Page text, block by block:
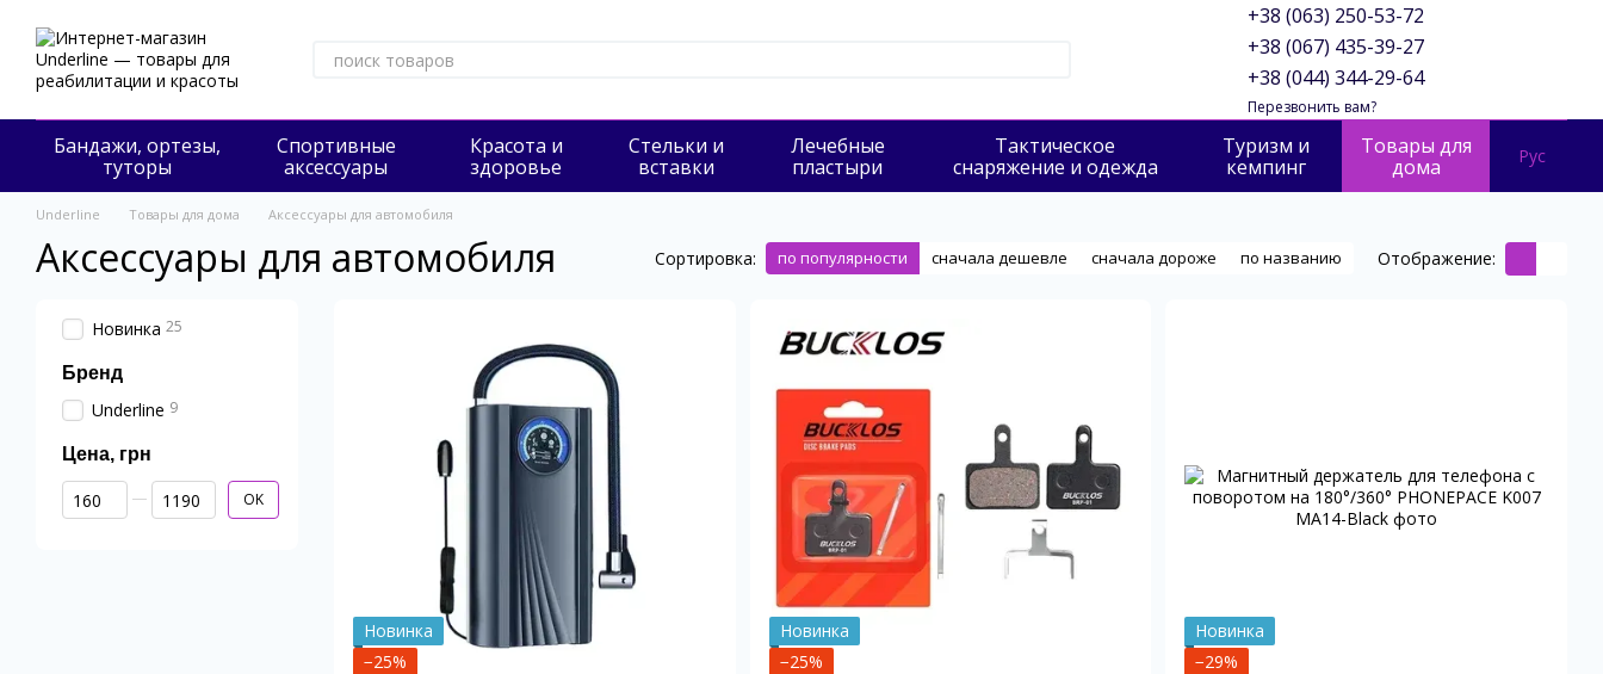
+38 (063) 250-53-72
+38 (067) 435-39-27
+38 (044) 344-29-64
Перезвонить вам?
Бандажи, ортезы,
туторы
Cпортивные
аксессуары
Красота и
здоровье
Стельки и
вставки
Лечебные
пластыри
Тактическое
снаряжение и одежда
Туризм и
кемпинг
Товары для
дома
Рус
Underline Товары для дома Аксессуары для автомобиля
Аксессуары для автомобиля Сортировка: по популярности сначала дешевле сначала дороже по названию Отображение:
Новинка
−25%
Новинка
−25%
Новинка
−29%
Новинка 25
Бренд
Underline 9
Цена, грн
От Цена, грн
До Цена, грн OK